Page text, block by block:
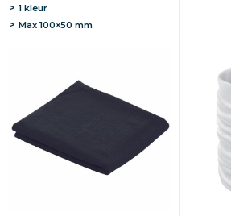
1 kleur
Max 100×50 mm